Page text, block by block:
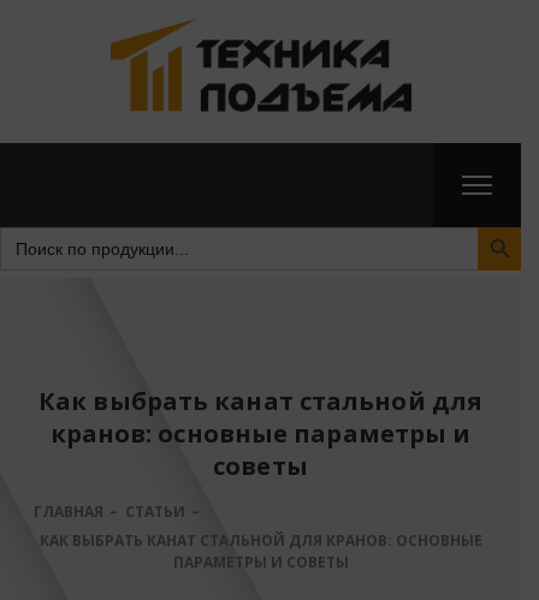
Search
for:
Search Button
Как выбрать канат стальной для
кранов: основные параметры и
советы
ГЛАВНАЯ
СТАТЬИ
КАК ВЫБРАТЬ КАНАТ СТАЛЬНОЙ ДЛЯ КРАНОВ: ОСНОВНЫЕ
ПАРАМЕТРЫ И СОВЕТЫ